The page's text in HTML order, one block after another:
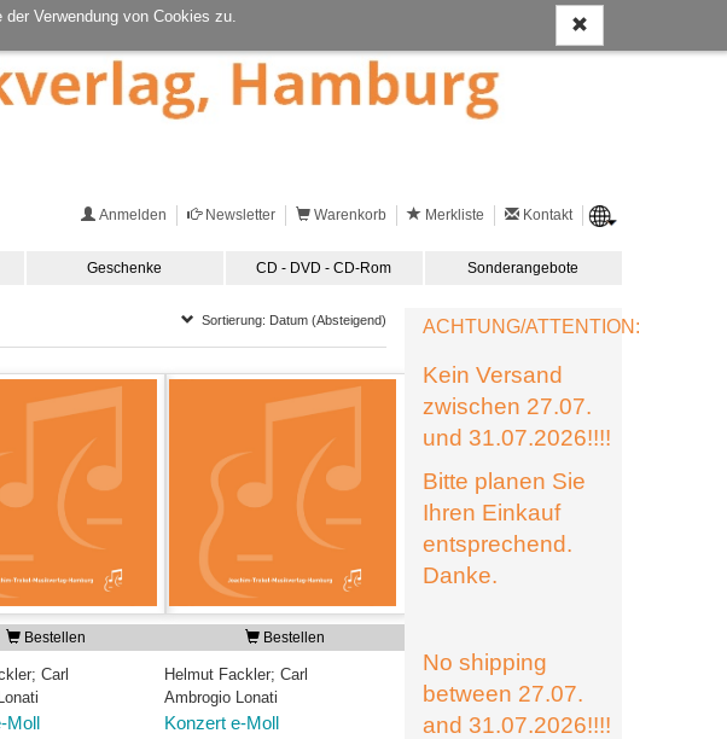
Verwendung von Cookies zu.
Anmelden Newsletter Warenkorb Merkliste Kontakt
Geschenke CD - DVD - CD-Rom Sonderangebote
Sortierung: Datum (Absteigend)
Bestellen
Carl
Bestellen
Helmut Fackler; Carl
Ambrogio Lonati
Konzert e-Moll
ACHTUNG/ATTENTION:
Kein Versand
zwischen 27.07.
und 31.07.2026!!!!
Bitte planen Sie
Ihren Einkauf
entsprechend.
Danke.
No shipping
between 27.07.
and 31.07.2026!!!!